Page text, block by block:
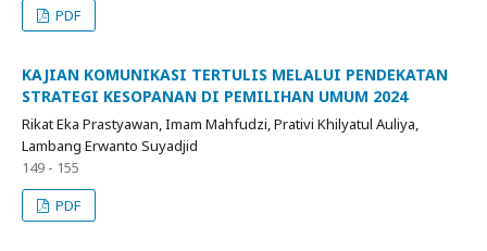
PDF
KAJIAN KOMUNIKASI TERTULIS MELALUI PENDEKATAN
STRATEGI KESOPANAN DI PEMILIHAN UMUM 2024
Rikat Eka Prastyawan, Imam Mahfudzi, Prativi Khilyatul Auliya,
Lambang Erwanto Suyadjid
149 - 155
PDF